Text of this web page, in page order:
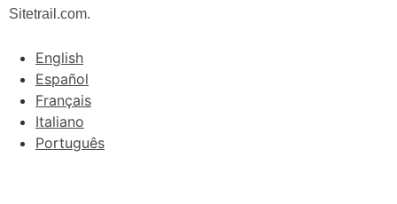
Sitetrail.com.
English
Español
Français
Italiano
Português